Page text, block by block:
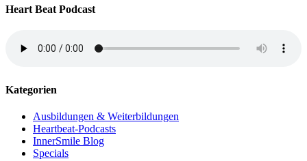
Heart Beat Podcast
Kategorien
Ausbildungen & Weiterbildungen
Heartbeat-Podcasts
InnerSmile Blog
Specials